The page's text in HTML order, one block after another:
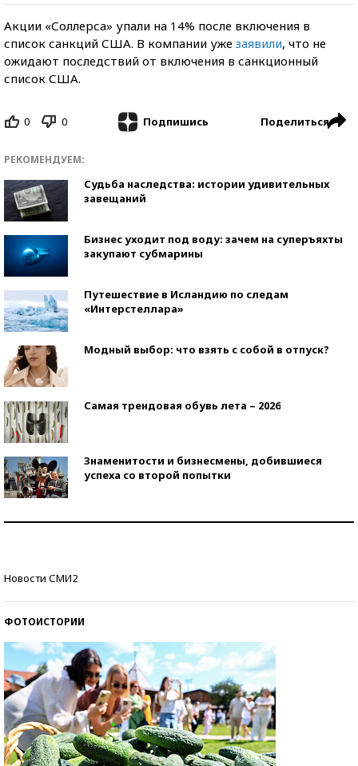
Акции «Соллерса» упали на 14% после включения в
список санкций США. В компании уже заявили, что не
ожидают последствий от включения в санкционный
список США.
0 0 Подпишись Поделиться
РЕКОМЕНДУЕМ:
Судьба наследства: истории удивительных
завещаний
Бизнес уходит под воду: зачем на суперъяхты
закупают субмарины
Путешествие в Исландию по следам
«Интерстеллара»
Модный выбор: что взять с собой в отпуск?
Самая трендовая обувь лета – 2026
Знаменитости и бизнесмены, добившиеся
успеха со второй попытки
Новости СМИ2
ФОТОИСТОРИИ